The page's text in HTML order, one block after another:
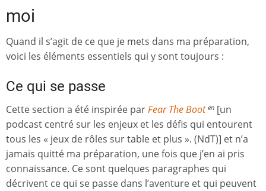
moi
Quand il s’agit de ce que je mets dans ma préparation,
voici les éléments essentiels qui y sont toujours :
Ce qui se passe
Cette section a été inspirée parFear The Boot en [un
podcast centré sur les enjeux et les défis qui entourent
tous les « jeux de rôles sur table et plus ». (NdT)] et n’a
jamais quitté ma préparation, une fois que j’en ai pris
connaissance. Ce sont quelques paragraphes qui
décrivent ce qui se passe dans l’aventure et qui peuvent